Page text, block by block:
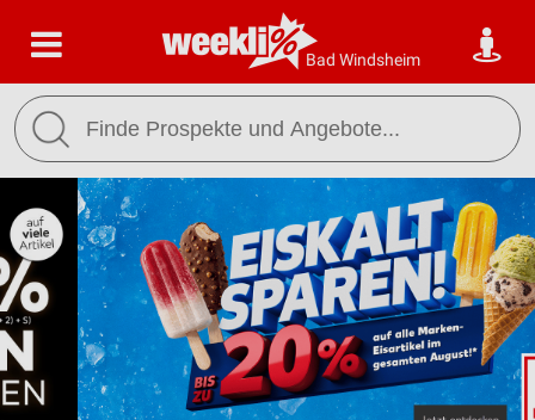
Bad Windsheim